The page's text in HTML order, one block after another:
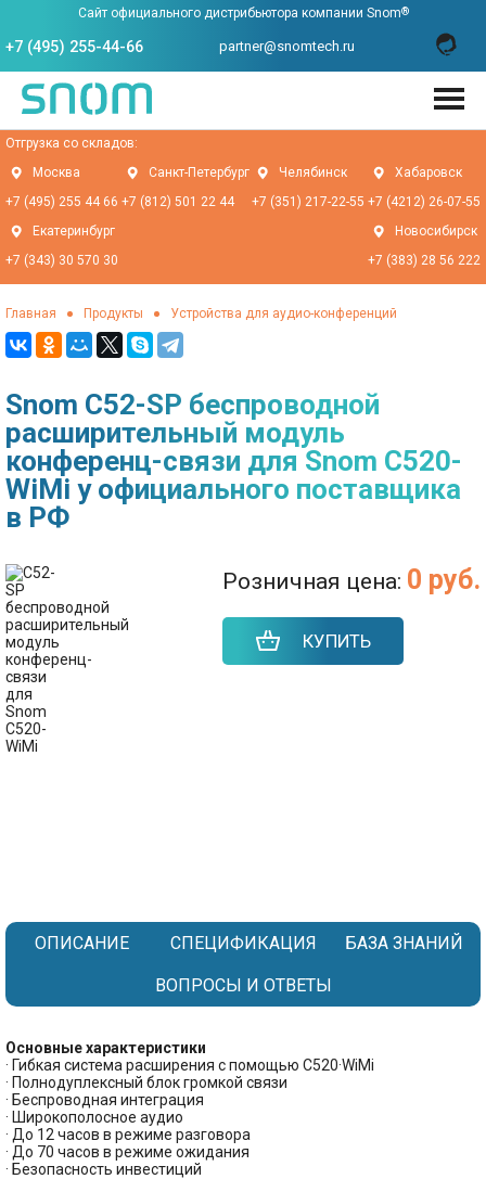
Сайт официального дистрибьютора компании Snom®
+7 (495) 255-44-66 partner@snomtech.ru
Отгрузка со складов:
Москва
+7 (495) 255 44 66
Санкт-Петербург
+7 (812) 501 22 44
Челябинск
+7 (351) 217-22-55
Хабаровск
+7 (4212) 26-07-55
Екатеринбург
+7 (343) 30 570 30
Новосибирск
+7 (383) 28 56 222
Главная Продукты Устройства для аудио-конференций
Snom C52-SP беспроводной
расширительный модуль
конференц-связи для Snom C520-
WiMi у официального поставщика
в РФ
Розничная цена: 0 руб.
КУПИТЬ
ОПИСАНИЕ СПЕЦИФИКАЦИЯ БАЗА ЗНАНИЙ
ВОПРОСЫ И ОТВЕТЫ
Основные характеристики
· Гибкая система расширения с помощью C520·WiMi
· Полнодуплексный блок громкой связи
· Беспроводная интеграция
· Широкополосное аудио
· До 12 часов в режиме разговора
· До 70 часов в режиме ожидания
· Безопасность инвестиций